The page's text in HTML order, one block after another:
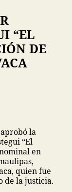
“EL
DE
la
“El
en
quien fue
de la justicia.